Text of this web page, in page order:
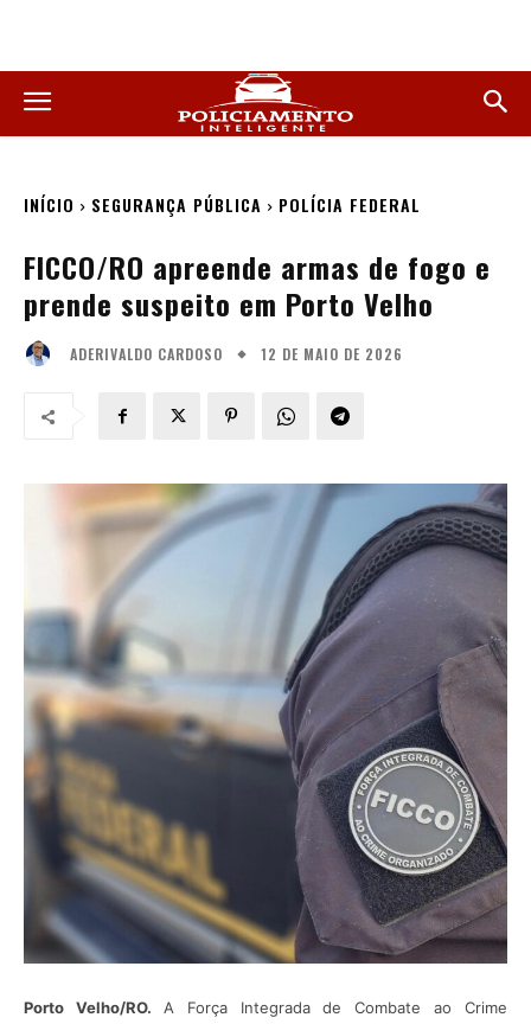
INÍCIO SEGURANÇA PÚBLICA POLÍCIA FEDERAL
FICCO/RO apreende armas de fogo e
prende suspeito em Porto Velho
ADERIVALDO CARDOSO 12 DE MAIO DE 2026
Porto Velho/RO. A Força Integrada de Combate ao Crime